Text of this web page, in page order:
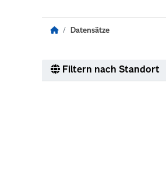
Datensätze
Filtern nach Standort